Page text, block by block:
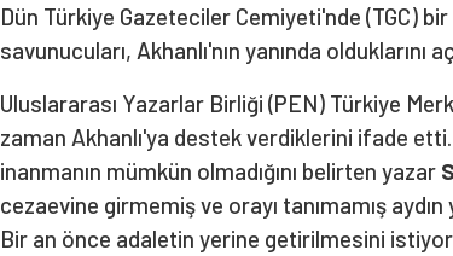
Dün Türkiye Gazeteciler Cemiyeti'nde (TGC)
savunucuları, Akhanlı'nın yanında olduklarını
Uluslararası Yazarlar Birliği (PEN) Türkiye
zaman Akhanlı'ya destek verdiklerini ifade
inanmanın mümkün olmadığını belirten yazar
cezaevine girmemiş ve orayı tanımamış aydın
Bir an önce adaletin yerine getirilmesini